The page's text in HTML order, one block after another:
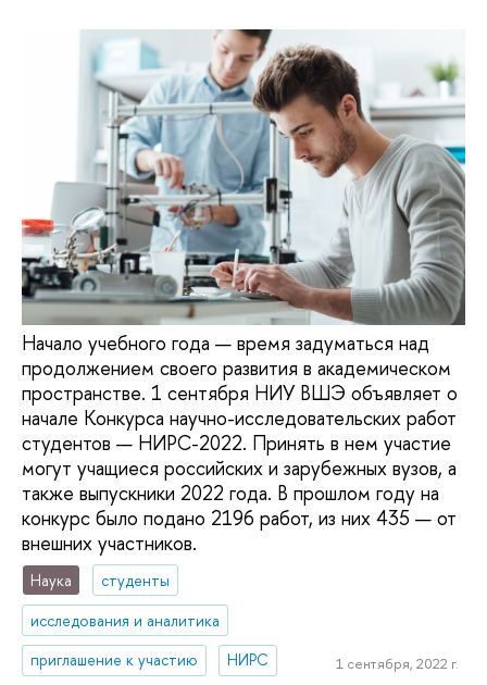
Начало учебного года — время задуматься над
продолжением своего развития в академическом
пространстве. 1 сентября НИУ ВШЭ объявляет о
начале Конкурса научно-исследовательских работ
студентов — НИРС-2022. Принять в нем участие
могут учащиеся российских и зарубежных вузов, а
также выпускники 2022 года. В прошлом году на
конкурс было подано 2196 работ, из них 435 — от
внешних участников.
Наука
студенты
исследования и аналитика
приглашение к участию
НИРС 1 сентября, 2022 г.